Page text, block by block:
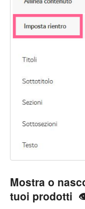
Mostra o
tuoi prodotti